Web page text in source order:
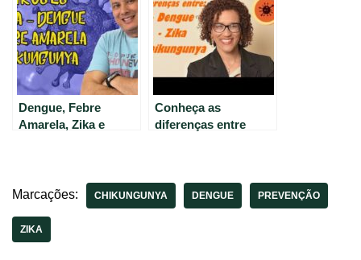
Dengue, Febre
Amarela, Zika e
por Mosquitos
Conheça as
diferenças entre
Marcações:
CHIKUNGUNYA DENGUE PREVENÇÃO
ZIKA